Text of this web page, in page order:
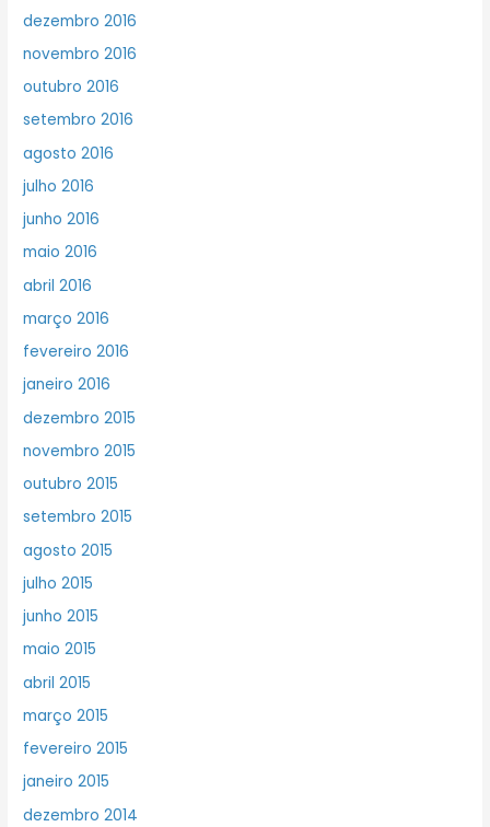
dezembro 2016
novembro 2016
outubro 2016
setembro 2016
agosto 2016
julho 2016
junho 2016
maio 2016
abril 2016
março 2016
fevereiro 2016
janeiro 2016
dezembro 2015
novembro 2015
outubro 2015
setembro 2015
agosto 2015
julho 2015
junho 2015
maio 2015
abril 2015
março 2015
fevereiro 2015
janeiro 2015
dezembro 2014